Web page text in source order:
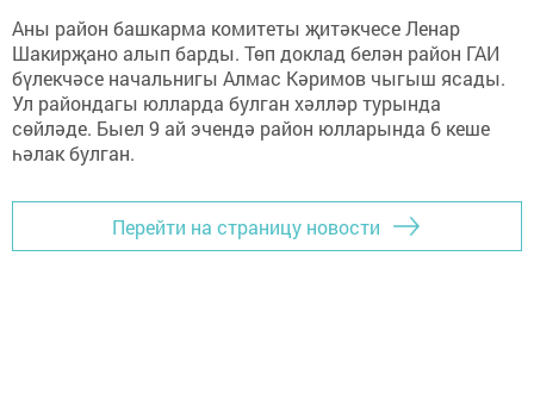
Аны район башкарма комитеты җитәкчесе Ленар
Шакирҗано алып барды. Төп доклад белән район ГАИ
бүлекчәсе начальнигы Алмас Кәримов чыгыш ясады.
Ул райондагы юлларда булган хәлләр турында
сөйләде. Быел 9 ай эчендә район юлларында 6 кеше
һәлак булган.
Перейти на страницу новости